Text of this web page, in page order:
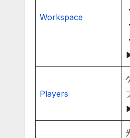
Workspace
・
Players